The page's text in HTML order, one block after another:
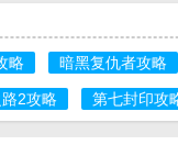
略 暗黑复仇者攻略
2攻略 第七封印攻